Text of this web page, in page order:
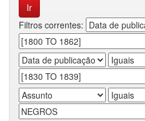
Filtros correntes: